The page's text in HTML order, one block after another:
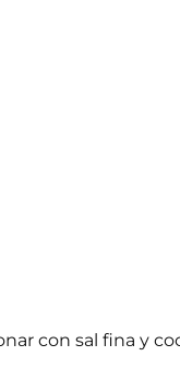
con sal fina y